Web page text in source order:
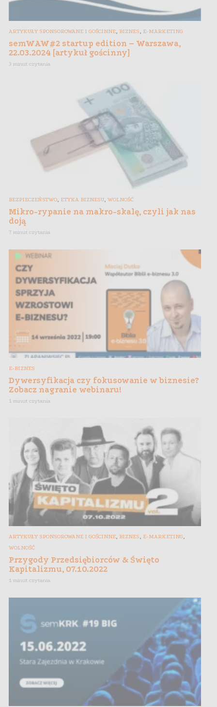
ARTYKUŁY SPONSOROWANE I GOŚCINNE BIZNES E-MARKETING
semWAW#2 startup edition – Warszawa,
22.03.2024 [artykuł gościnny]
3 minut czytania
BEZPIECZEŃSTWO, ETYKA BIZNESU, WOLNOŚĆ
Mikro-rypanie na makro-skalę, czyli jak nas
doją
7 minut czytania
E-BIZNES
Dywersyfikacja czy fokusowanie w biznesie?
Zobacz nagranie webinaru!
1 minut czytania
ARTYKUŁY SPONSOROWANE I GOŚCINNE, BIZNES, E-MARKETING,
WOLNOŚĆ
Przygody Przedsiębiorców & Święto
Kapitalizmu, 07.10.2022
1 minut czytania